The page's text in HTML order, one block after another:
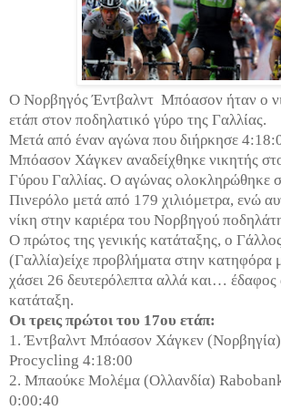
Ο Νορβηγός Έντβαλντ Μπόασον ήταν ο
ετάπ στον ποδηλατικό γύρο της Γαλλίας.
Μετά από έναν αγώνα που διήρκησε
Μπόασον Χάγκεν αναδείχθηκε νικητής
Γύρου Γαλλίας. Ο αγώνας ολοκληρώθηκε
Πινερόλο μετά από 179 χιλιόμετρα, ενώ
νίκη στην καριέρα του Νορβηγού
Ο πρώτος της γενικής κατάταξης, ο
(Γαλλία)είχε προβλήματα στην κατηφόρα
χάσει 26 δευτερόλεπτα αλλά και… έδαφος
κατάταξη.
Οι τρεις πρώτοι του 17ου ετάπ:
1. Έντβαλντ Μπόασον Χάγκεν
Procycling 4:18:00
2. Μπαούκε Μολέμα (Ολλανδία)
0:00:40